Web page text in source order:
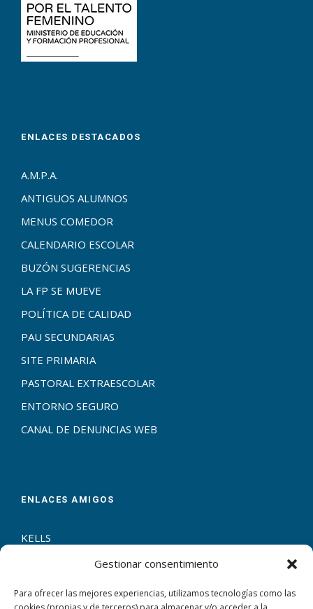
Gestionar consentimiento
Para ofrecer las mejores experiencias, utilizamos tecnologías como las
ENLACES DESTACADOS
A.M.P.A.
ANTIGUOS ALUMNOS
MENUS COMEDOR
CALENDARIO ESCOLAR
BUZÓN SUGERENCIAS
LA FP SE MUEVE
POLÍTICA DE CALIDAD
PAU SECUNDARIAS
SITE PRIMARIA
PASTORAL EXTRAESCOLAR
ENTORNO SEGURO
CANAL DE DENUNCIAS WEB
ENLACES AMIGOS
KELLS